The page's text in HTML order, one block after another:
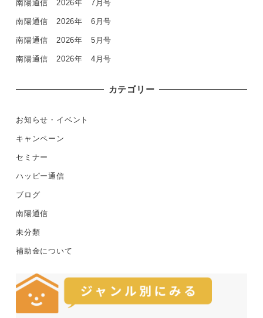
南陽通信 2026年 7月号
南陽通信 2026年 6月号
南陽通信 2026年 5月号
南陽通信 2026年 4月号
カテゴリー
お知らせ・イベント
キャンペーン
セミナー
ハッピー通信
ブログ
南陽通信
未分類
補助金について